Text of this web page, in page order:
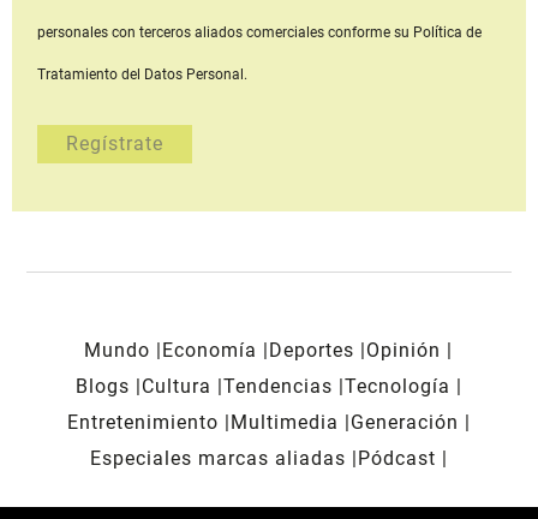
personales con terceros aliados comerciales conforme su Política de
Tratamiento del Datos Personal.
Mundo Economía Deportes
Opinión
Blogs
Cultura Tendencias Tecnología
Entretenimiento
Multimedia
Generación
Especiales marcas aliadas
Pódcast